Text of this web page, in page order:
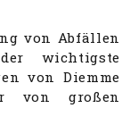
von Abfällen
wichtigste
von Diemme
von großen